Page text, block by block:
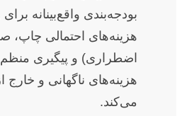
بودجه‌بندی واقع‌بینانه
هزینه‌های احتمالی چاپ،
اضطراری) و پیگیری منظم
هزینه‌های ناگهانی و خارج
می‌کند.